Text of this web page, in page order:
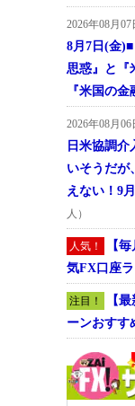
2026年08月
8月7日(金
思惑』と『
『米国の
2026年08月
日米協調
いそうだが
えない！9
人）
人気！
【
気FX口座ラ
注目！
【
ーンおすす